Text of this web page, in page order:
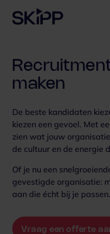
maken
De beste kandidaten
kiezen een gevoel. Met
zien wat jouw
de cultuur en de energie
Of je nu een
gevestigde organisatie:
aan die écht bij je passen.
Vraag een offerte